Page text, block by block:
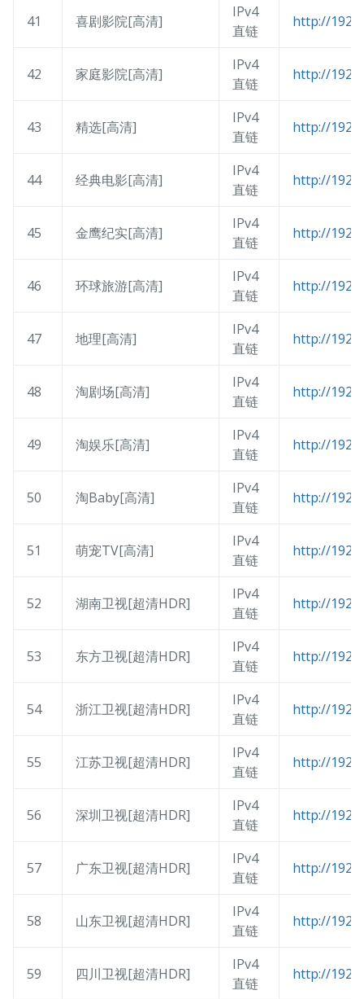
41 喜剧影院[高清]
IPv4
直链
http://
42 家庭影院[高清]
IPv4
直链
http://
43 精选[高清]
IPv4
直链
http://
44 经典电影[高清]
IPv4
直链
http://
45 金鹰纪实[高清]
IPv4
直链
http://
46 环球旅游[高清]
IPv4
直链
http://
47 地理[高清]
IPv4
直链
http://
48 淘剧场[高清]
IPv4
直链
http://
49 淘娱乐[高清]
IPv4
直链
http://
50 淘Baby[高清]
IPv4
直链
http://
51 萌宠TV[高清]
IPv4
直链
http://
52 湖南卫视[超清HDR]
IPv4
直链
http://
53 东方卫视[超清HDR]
IPv4
直链
http://
54 浙江卫视[超清HDR]
IPv4
直链
http://
55 江苏卫视[超清HDR]
IPv4
直链
http://
56 深圳卫视[超清HDR]
IPv4
直链
http://
57 广东卫视[超清HDR]
IPv4
直链
http://
58 山东卫视[超清HDR]
IPv4
直链
http://
59 四川卫视[超清HDR]
IPv4
直链
http://